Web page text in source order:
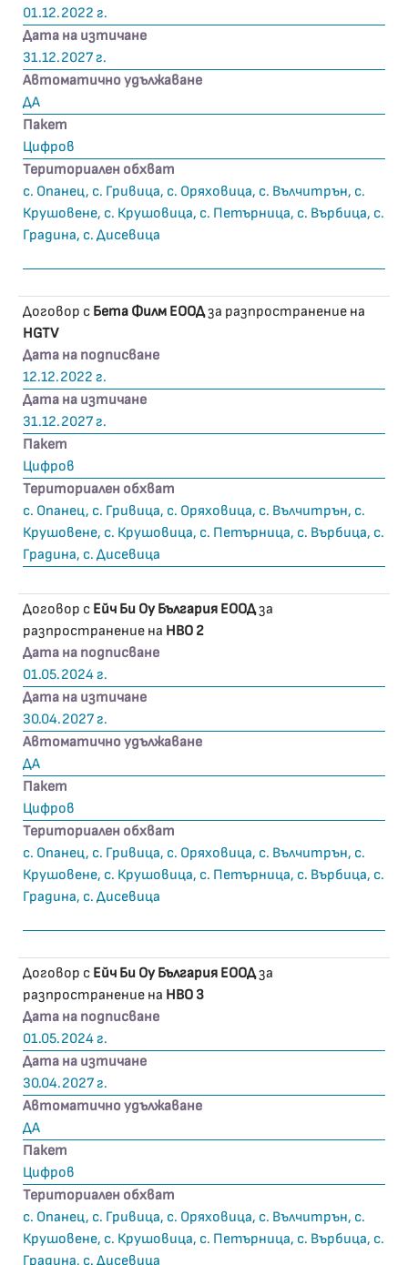
01.12.2022 г.
Дата на изтичане
31.12.2027 г.
Автоматично удължаване
ДА
Пакет
Цифров
Териториален обхват
с. Опанец, с. Гривица, с. Оряховица, с. Вълчитрън, с.
Крушовене, с. Крушовица, с. Петърница, с. Върбица, с.
Градина, с. Дисевица
Договор с Бета Филм ЕООДза разпространение на
HGTV
Дата на подписване
12.12.2022 г.
Дата на изтичане
31.12.2027 г.
Пакет
Цифров
Териториален обхват
с. Опанец, с. Гривица, с. Оряховица, с. Вълчитрън, с.
Крушовене, с. Крушовица, с. Петърница, с. Върбица, с.
Градина, с. Дисевица
Договор с Ейч Би Оу България ЕООДза
разпространение на HBO 2
Дата на подписване
01.05.2024 г.
Дата на изтичане
30.04.2027 г.
Автоматично удължаване
ДА
Пакет
Цифров
Териториален обхват
с. Опанец, с. Гривица, с. Оряховица, с. Вълчитрън, с.
Крушовене, с. Крушовица, с. Петърница, с. Върбица, с.
Градина, с. Дисевица
Договор с Ейч Би Оу България ЕООДза
разпространение на HBO 3
Дата на подписване
01.05.2024 г.
Дата на изтичане
30.04.2027 г.
Автоматично удължаване
ДА
Пакет
Цифров
Териториален обхват
с. Опанец, с. Гривица, с. Оряховица, с. Вълчитрън, с.
Крушовене, с. Крушовица, с. Петърница, с. Върбица, с.
Градина, с. Дисевица